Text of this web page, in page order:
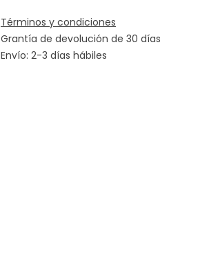
Términos y condiciones
Grantía de devolución de 30 días
Envío: 2-3 días hábiles